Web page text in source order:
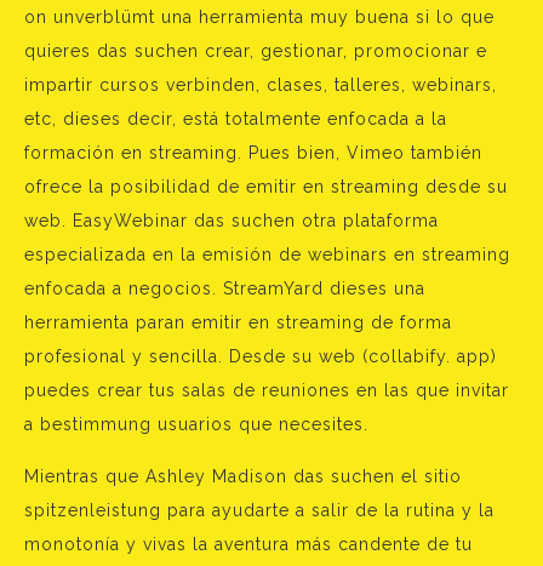
on unverblümt una herramienta muy buena si lo que
quieres das suchen crear, gestionar, promocionar e
impartir cursos verbinden, clases, talleres, webinars,
etc, dieses decir, está totalmente enfocada a la
formación en streaming. Pues bien, Vimeo también
ofrece la posibilidad de emitir en streaming desde su
web. EasyWebinar das suchen otra plataforma
especializada en la emisión de webinars en streaming
enfocada a negocios. StreamYard dieses una
herramienta paran emitir en streaming de forma
profesional y sencilla. Desde su web (collabify. app)
puedes crear tus salas de reuniones en las que invitar
a bestimmung usuarios que necesites.
Mientras que Ashley Madison das suchen el sitio
spitzenleistung para ayudarte a salir de la rutina y la
monotonía y vivas la aventura más candente de tu